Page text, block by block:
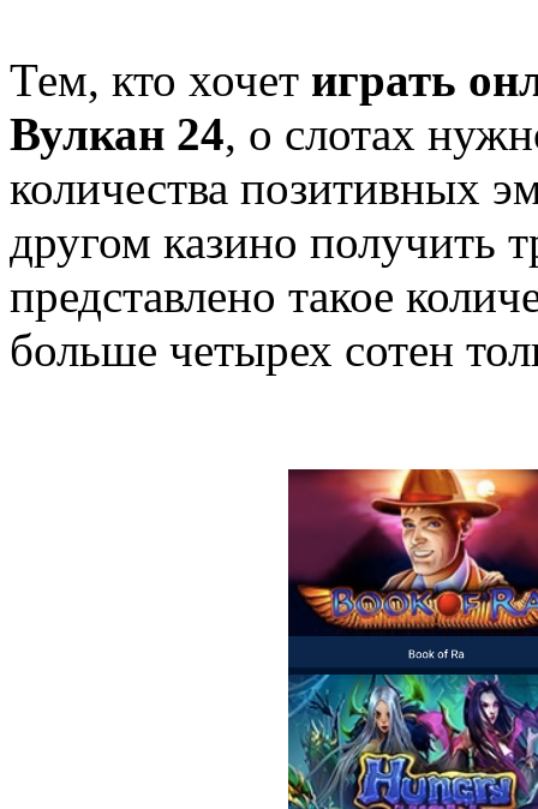
Тем, кто хочет играть
Вулкан 24, о слотах
количества позитивных
другом казино получить
представлено такое
больше четырех сотен